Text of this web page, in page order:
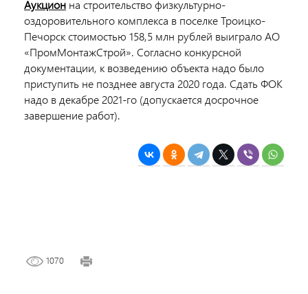
Аукцион на строительство физкультурно-
оздоровительного комплекса в поселке Троицко-
Печорск стоимостью 158,5 млн рублей выиграло АО
«ПромМонтажСтрой». Согласно конкурсной
документации, к возведению объекта надо было
приступить не позднее августа 2020 года. Сдать ФОК
надо в декабре 2021-го (допускается досрочное
завершение работ).
1070